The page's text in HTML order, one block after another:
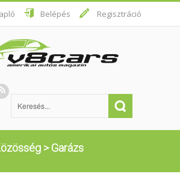
Belépés Regisztráció
>Garázs